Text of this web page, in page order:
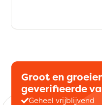
Groot en
geverifieerde
Geheel vrijblijvend